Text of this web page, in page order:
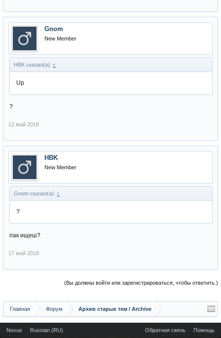
Gnom
New Member
HBK сказал(а): ↑
Up
?
12 май 2018
HBK
New Member
Gnom сказал(а): ↑
?
пак ищеш?
17 май 2018
(Вы должны войти или зарегистрироваться, чтобы ответить.)
Главная Форум Архив старых тем / Archive
Novus Russian (RU) Обратная связь Помощь